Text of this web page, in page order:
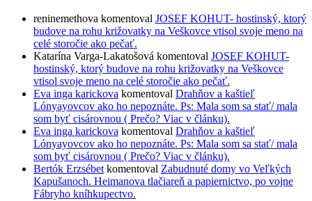
reninemethova komentoval JOSEF KOHUT- hostinský, ktorý
budove na rohu križovatky na Veškovce vtisol svoje meno na
celé storočie ako pečať.
Katarína Varga-Lakatošová komentoval JOSEF KOHUT-
hostinský, ktorý budove na rohu križovatky na Veškovce
vtisol svoje meno na celé storočie ako pečať.
Eva inga karickova komentoval Drahňov a kaštieľ
Lónyayovcov ako ho nepoznáte. Ps: Mala som sa stať/ mala
som byť cisárovnou ( Prečo? Viac v článku).
Eva inga karickova komentoval Drahňov a kaštieľ
Lónyayovcov ako ho nepoznáte. Ps: Mala som sa stať/ mala
som byť cisárovnou ( Prečo? Viac v článku).
Bertók Erzsébet komentoval Zabudnuté domy vo Veľkých
Kapušanoch. Heimanova tlačiareň a papiernictvo, po vojne
Fábryho kníhkupectvo.